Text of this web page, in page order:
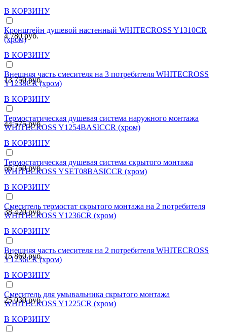
В КОРЗИНУ
Кронштейн душевой настенный WHITECROSS Y1310CR
(хром)
4 780 руб.
В КОРЗИНУ
Внешняя часть смесителя на 3 потребителя WHITECROSS
Y1238CR (хром)
13 750 руб.
В КОРЗИНУ
Термостатическая душевая система наружного монтажа
WHITECROSS Y1254BASICCR (хром)
44 575 руб.
В КОРЗИНУ
Термостатическая душевая система скрытого монтажа
WHITECROSS YSET08BASICCR (хром)
56 750 руб.
В КОРЗИНУ
Смеситель термостат скрытого монтажа на 2 потребителя
WHITECROSS Y1236CR (хром)
38 420 руб.
В КОРЗИНУ
Внешняя часть смесителя на 2 потребителя WHITECROSS
Y1236CR (хром)
15 860 руб.
В КОРЗИНУ
Смеситель для умывальника скрытого монтажа
WHITECROSS Y1225CR (хром)
25 030 руб.
В КОРЗИНУ